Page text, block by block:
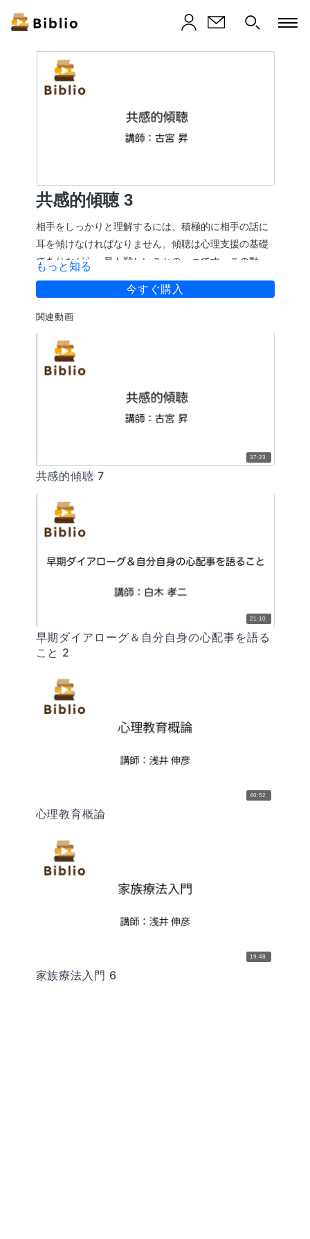
共感的傾聴 3
相手をしっかりと理解するには、積極的に相手の話に
耳を傾けなければなりません。傾聴は心理支援の基礎
でありながら、最も難しいことの一つです。この動画
は8本ある共感的傾聴を解説する動画の四本目です。
もっと知る
今すぐ購入
関連動画
37:23
共感的傾聴 7
21:10
早期ダイアローグ＆自分自身の心配事を語る
こと 2
40:52
心理教育概論
19:48
家族療法入門 6